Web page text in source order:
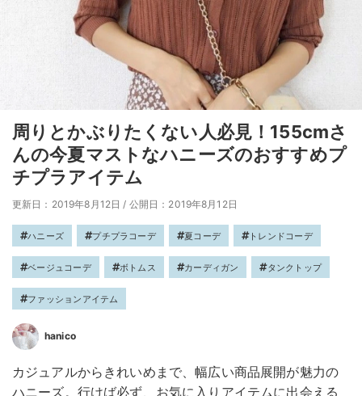
周りとかぶりたくない人必見！155cmさ
んの今夏マストなハニーズのおすすめプ
チプラアイテム
更新日：2019年8月12日 / 公開日：2019年8月12日
ハニーズ プチプラコーデ 夏コーデ トレンドコーデ
ベージュコーデ ボトムス カーディガン タンクトップ
ファッションアイテム
hanico
カジュアルからきれいめまで、幅広い商品展開が魅力の
ハニーズ。行けば必ず、お気に入りアイテムに出会える